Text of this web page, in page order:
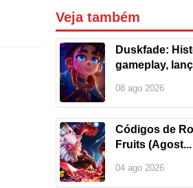
Veja também
Duskfade:
gameplay,
08 ago 2026
Códigos de
Fruits (Agost...
04 ago 2026